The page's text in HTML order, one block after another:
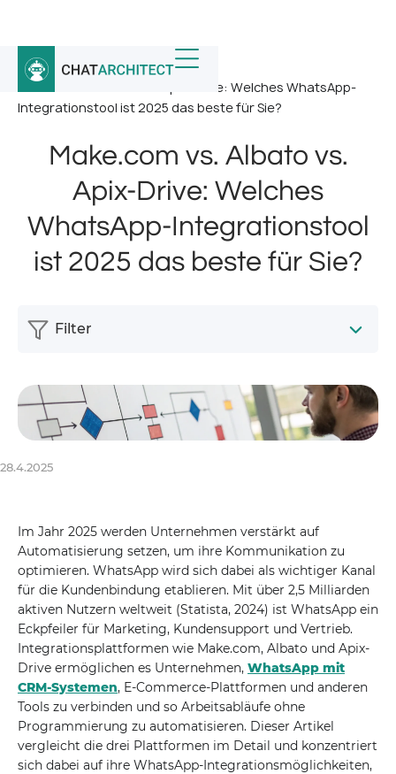
Startseite / Nachricht /
Make.com vs. Albato vs. Apix-Drive: Welches WhatsApp-
Integrationstool ist 2025 das beste für Sie?
Make.com vs. Albato vs.
Apix-Drive: Welches
WhatsApp-Integrationstool
ist 2025 das beste für Sie?
28.4.2025
Im Jahr 2025 werden Unternehmen verstärkt auf
Automatisierung setzen, um ihre Kommunikation zu
optimieren. WhatsApp wird sich dabei als wichtiger Kanal
für die Kundenbindung etablieren. Mit über 2,5 Milliarden
aktiven Nutzern weltweit (Statista, 2024) ist WhatsApp ein
Eckpfeiler für Marketing, Kundensupport und Vertrieb.
Integrationsplattformen wie Make.com, Albato und Apix-
Drive ermöglichen es Unternehmen, WhatsApp mit
CRM-Systemen, E-Commerce-Plattformen und anderen
Tools zu verbinden und so Arbeitsabläufe ohne
Programmierung zu automatisieren. Dieser Artikel
vergleicht die drei Plattformen im Detail und konzentriert
sich dabei auf ihre WhatsApp-Integrationsmöglichkeiten,
Filter